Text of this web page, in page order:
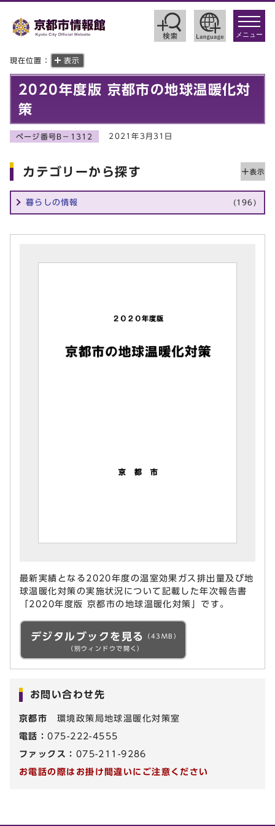
toggle
メニュー
現在位置： 表示
2020年度版 京都市の地球温暖化対
策
ページ番号B－1312 2021年3月31日
カテゴリーから探す
暮らしの情報 (196)
最新実績となる2020年度の温室効果ガス排出量及び地
球温暖化対策の実施状況について記載した年次報告書
「2020年度版 京都市の地球温暖化対策」です。
デジタルブックを見る
（43MB）
（別ウィンドウで開く）
お問い合わせ先
京都市 環境政策局地球温暖化対策室
電話：075-222-4555
ファックス： 075-211-9286
お電話の際はお掛け間違いにご注意ください